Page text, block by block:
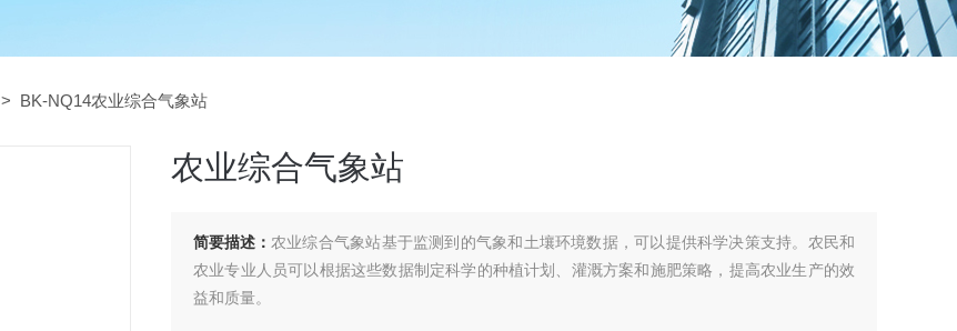
> BK-NQ14农业综合气象站
农业综合气象站
简要描述： 农业综合气象站基于监测到的气象和土壤环境数据，可以提供科学决策支持。农民和
农业专业人员可以根据这些数据制定科学的种植计划、灌溉方案和施肥策略，提高农业生产的效
益和质量。